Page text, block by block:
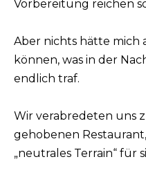
Vorbereitung reichen
Aber nichts hätte mich
können, was in der
endlich traf.
Wir verabredeten uns
gehobenen
„neutrales Terrain“ für